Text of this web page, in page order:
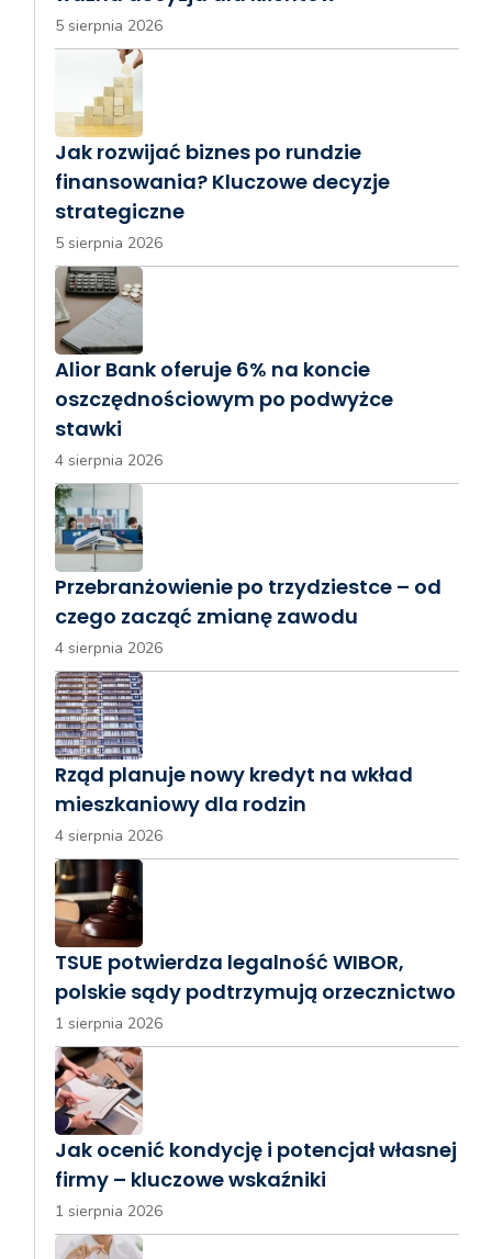
5 sierpnia 2026
Jak rozwijać biznes po rundzie
finansowania? Kluczowe decyzje
strategiczne
5 sierpnia 2026
Alior Bank oferuje 6% na koncie
oszczędnościowym po podwyżce
stawki
4 sierpnia 2026
Przebranżowienie po trzydziestce – od
czego zacząć zmianę zawodu
4 sierpnia 2026
Rząd planuje nowy kredyt na wkład
mieszkaniowy dla rodzin
4 sierpnia 2026
TSUE potwierdza legalność WIBOR,
polskie sądy podtrzymują orzecznictwo
1 sierpnia 2026
Jak ocenić kondycję i potencjał własnej
firmy – kluczowe wskaźniki
1 sierpnia 2026